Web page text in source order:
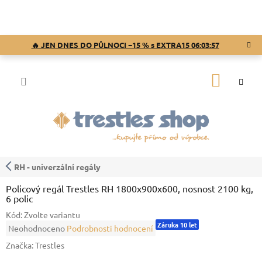
🔥 JEN DNES DO PŮLNOCI −15 % s EXTRA1506:03:57
RH - univerzální regály
Policový regál Trestles RH 1800x900x600, nosnost 2100 kg,
6 polic
Kód:Zvolte variantu
Průměrné
produktu
Neohodnoceno Podrobnosti hodnocení Záruka 10 let
Značka:Trestles